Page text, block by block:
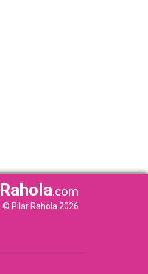
Rahola.com
© Pilar Rahola 2026